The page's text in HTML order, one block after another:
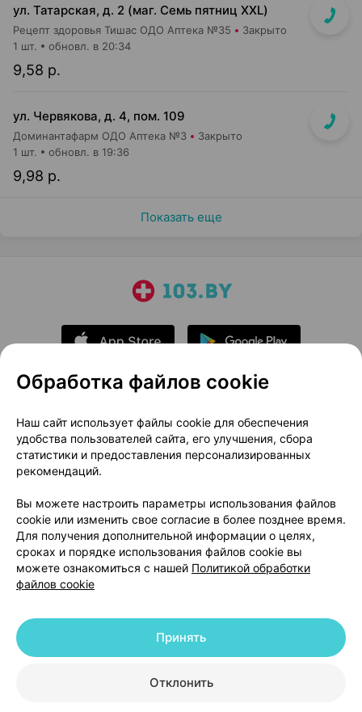
ул. Татарская, д. 2 (маг. Семь пятниц XXL)
Рецепт здоровья Тишас ОДО Аптека №35 Закрыто
9,58 р.
1 шт. обновл. в 20:34
ул. Червякова, д. 4, пом. 109
Доминантафарм ОДО Аптека №3 Закрыто
9,98 р.
1 шт. обновл. в 19:36
Показать еще
О проекте
Новости проекта
Размещение рекламы
Медицинский маркетинг
Публичный договор
Доставка
Способы оплаты
Вакансии
Партнеры
Написать руководителю 103.by
Написать в поддержку
Персональные настройки Cookie
© 2026 ООО «Артокс Лаб», УНП 191700409 | 220012, Республика Беларусь,
+375 291212755
Обработка файлов cookie
Наш сайт использует файлы cookie для обеспечения
удобства пользователей сайта, его улучшения, сбора
статистики и предоставления персонализированных
рекомендаций.
Вы можете настроить параметры использования файлов
cookie или изменить свое согласие в более позднее время.
Для получения дополнительной информации о целях,
сроках и порядке использования файлов cookie вы
можете ознакомиться с нашей Политикой обработки
файлов cookie
Отклонить
Принять